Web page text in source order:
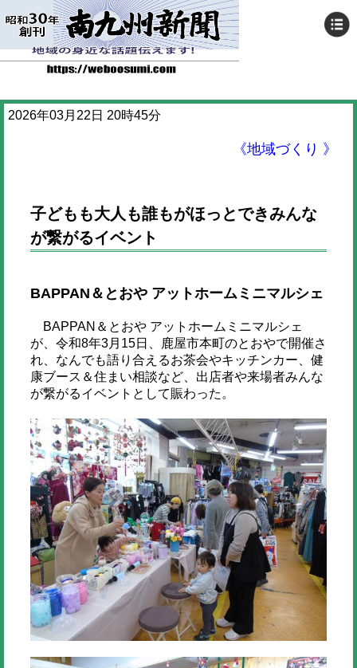
2026年03月22日 20時45分
《地域づくり 》
子どもも大人も誰もがほっとできみんな
が繋がるイベント
BAPPAN＆とおや アットホームミニマルシェ
BAPPAN＆とおや アットホームミニマルシェ
が、令和8年3月15日、鹿屋市本町のとおやで開催さ
れ、なんでも語り合えるお茶会やキッチンカー、健
康ブース＆住まい相談など、出店者や来場者みんな
が繋がるイベントとして賑わった。